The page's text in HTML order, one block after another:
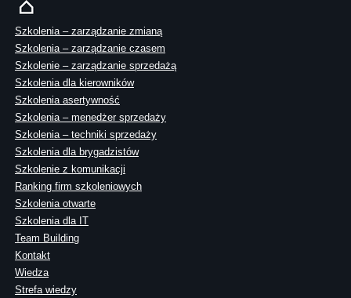
Szkolenia – zarządzanie zmianą
Szkolenia – zarządzanie czasem
Szkolenie – zarządzanie sprzedażą
Szkolenia dla kierowników
Szkolenia asertywność
Szkolenia – menedżer sprzedaży
Szkolenia – techniki sprzedaży
Szkolenia dla brygadzistów
Szkolenie z komunikacji
Ranking firm szkoleniowych
Szkolenia otwarte
Szkolenia dla IT
Team Building
Kontakt
Wiedza
Strefa wiedzy